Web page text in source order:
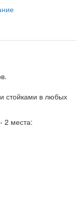
стойками в любых
2 места: